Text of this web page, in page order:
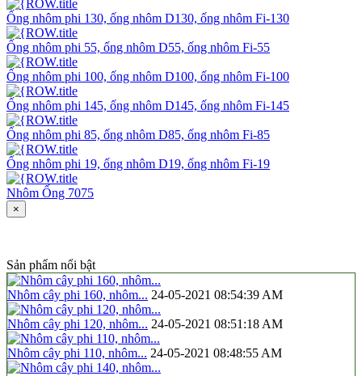
Ống nhôm phi 130, ống nhôm D130, ống nhôm Fi-130
Ống nhôm phi 55, ống nhôm D55, ống nhôm Fi-55
Ống nhôm phi 100, ống nhôm D100, ống nhôm Fi-100
Ống nhôm phi 145, ống nhôm D145, ống nhôm Fi-145
Ống nhôm phi 85, ống nhôm D85, ống nhôm Fi-85
Ống nhôm phi 19, ống nhôm D19, ống nhôm Fi-19
Nhôm Ống 7075
×
Sản phẩm nổi bật
Nhôm cây phi 160, nhôm... 24-05-2021 08:54:39 AM
Nhôm cây phi 120, nhôm... 24-05-2021 08:51:18 AM
Nhôm cây phi 110, nhôm... 24-05-2021 08:48:55 AM